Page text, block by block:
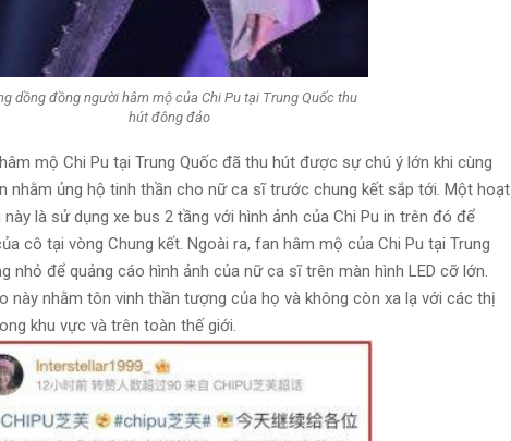
dồng đồng người hâm mộ của Chi Pu tại Trung Quốc thu
hút đông đảo
mộ Chi Pu tại Trung Quốc đã thu hút được sự chú ý lớn khi cùng
nhằm ủng hộ tinh thần cho nữ ca sĩ trước chung kết sắp tới. Một hoạt
là sử dụng xe bus 2 tầng với hình ảnh của Chi Pu in trên đó để
cô tại vòng Chung kết. Ngoài ra, fan hâm mộ của Chi Pu tại Trung
nhỏ để quảng cáo hình ảnh của nữ ca sĩ trên màn hình LED cỡ lớn.
này nhằm tôn vinh thần tượng của họ và không còn xa lạ với các thị
khu vực và trên toàn thế giới.